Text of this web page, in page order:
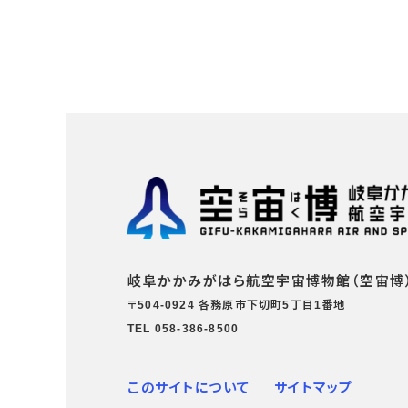
岐阜かかみがはら航空宇宙博物館（空宙博
〒504-0924 各務原市下切町5丁目1番地
TEL 058-386-8500
このサイトについて サイトマップ